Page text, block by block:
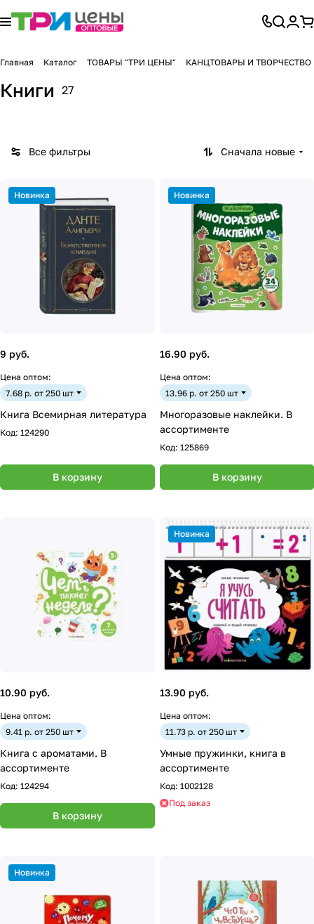
Главная Каталог ТОВАРЫ "ТРИ ЦЕНЫ" КАНЦТОВАРЫ И ТВОРЧЕСТВО
Книги 27
Все фильтры Сначала новые
Новинка
9 руб.
Цена оптом:
7.68 р. от 250 шт
Книга Всемирная литература
Код: 124290
В корзину
Новинка
16.90 руб.
Цена оптом:
13.96 р. от 250 шт
Многоразовые наклейки. В
ассортименте
Код: 125869
В корзину
10.90 руб.
Цена оптом:
9.41 р. от 250 шт
Книга с ароматами. В
ассортименте
Код: 124294
В корзину
Новинка
13.90 руб.
Цена оптом:
11.73 р. от 250 шт
Умные пружинки, книга в
ассортименте
Код: 1002128
Под заказ
Новинка